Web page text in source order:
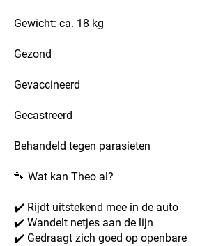
Gewicht: ca. 18 kg
Gezond
Gevaccineerd
Gecastreerd
Behandeld tegen parasieten
🐾 Wat kan Theo al?
✔️ Rijdt uitstekend mee in de auto
✔️ Wandelt netjes aan de lijn
✔️ Gedraagt zich goed op openbare